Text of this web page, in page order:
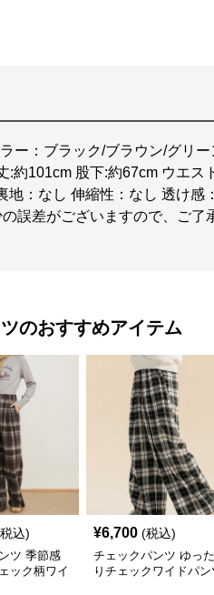
ー：ブラック/ブラウン/グリ
:約101cm 股下:約67cm ウエス
地：なし 伸縮性：なし 透け
誤差がございますので、ご了
のおすすめアイテム
込)
ツ 季節感
ック柄ワイ
¥6,700 (税込)
チェックパンツ ゆった
りチェックワイドパン